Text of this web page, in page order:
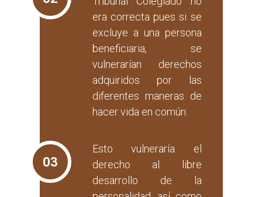
era correcta pues si se
excluye a una persona
beneficiaria, se
vulnerarían derechos
adquiridos por las
diferentes maneras de
hacer vida en común.
03
Esto vulneraría el
derecho al libre
desarrollo de la